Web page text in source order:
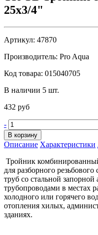
25х3/4"
Артикул: 47870
Производитель: Pro Aqua
Код товара: 015040705
В наличии 5 шт.
432 руб
-
В корзину
Описание Характеристики
Тройник
для разборного
труб со стальной
трубопроводами в местах
холодного или горячего
отопления хилых,
зданиях.